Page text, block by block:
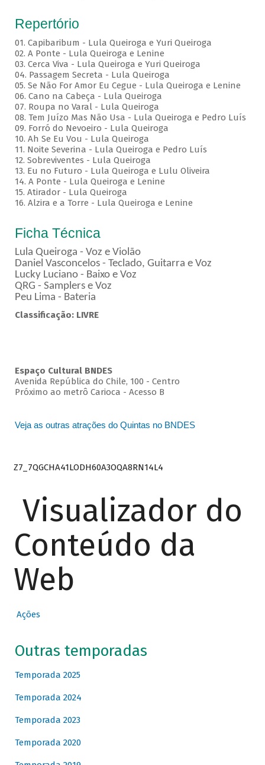
Repertório
01. Capibaribum - Lula Queiroga e Yuri Queiroga
02. A Ponte - Lula Queiroga e Lenine
03. Cerca Viva - Lula Queiroga e Yuri Queiroga
04. Passagem Secreta - Lula Queiroga
05. Se Não For Amor Eu Cegue - Lula Queiroga e Lenine
06. Cano na Cabeça - Lula Queiroga
07. Roupa no Varal - Lula Queiroga
08. Tem Juízo Mas Não Usa - Lula Queiroga e Pedro Luís
09. Forró do Nevoeiro - Lula Queiroga
10. Ah Se Eu Vou - Lula Queiroga
11. Noite Severina - Lula Queiroga e Pedro Luís
12. Sobreviventes - Lula Queiroga
13. Eu no Futuro - Lula Queiroga e Lulu Oliveira
14. A Ponte - Lula Queiroga e Lenine
15. Atirador - Lula Queiroga
16. Alzira e a Torre - Lula Queiroga e Lenine
Ficha Técnica
Lula Queiroga - Voz e Violão
Daniel Vasconcelos - Teclado, Guitarra e Voz
Lucky Luciano - Baixo e Voz
QRG - Samplers e Voz
Peu Lima - Bateria
Classificação: LIVRE
Espaço Cultural BNDES
Avenida República do Chile, 100 - Centro
Próximo ao metrô Carioca - Acesso B
Veja as outras atrações do Quintas no BNDES
Z7_7QGCHA41LODH60A3OQA8RN14L4
Visualizador do
Conteúdo da
Web
Ações
Outras temporadas
Temporada 2025
Temporada 2024
Temporada 2023
Temporada 2020